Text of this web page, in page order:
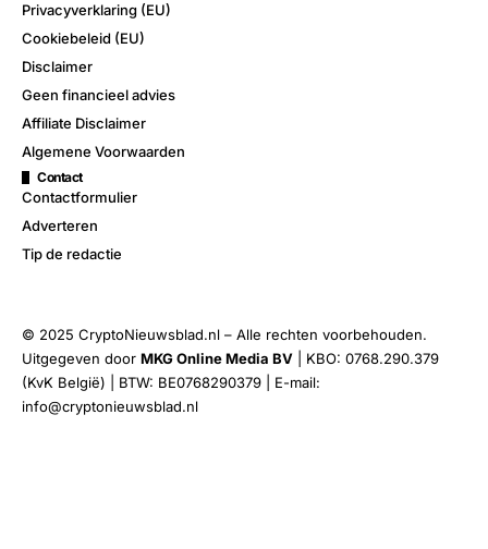
Privacyverklaring (EU)
Cookiebeleid (EU)
Disclaimer
Geen financieel advies
Affiliate Disclaimer
Algemene Voorwaarden
Contact
Contactformulier
Adverteren
Tip de redactie
© 2025 CryptoNieuwsblad.nl – Alle rechten voorbehouden.
Uitgegeven door MKG Online Media BV | KBO: 0768.290.379
(KvK België) | BTW: BE0768290379 | E-mail:
info@cryptonieuwsblad.nl